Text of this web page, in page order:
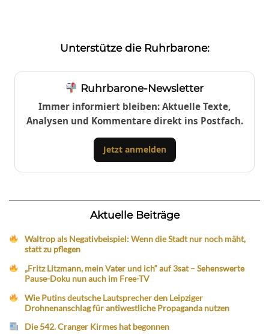
Unterstütze die Ruhrbarone:
Ruhrbarone-Newsletter
Immer informiert bleiben: Aktuelle Texte,
Analysen und Kommentare direkt ins Postfach.
Jetzt anmelden
Aktuelle Beiträge
Waltrop als Negativbeispiel: Wenn die Stadt nur noch mäht,
statt zu pflegen
„Fritz Litzmann, mein Vater und ich“ auf 3sat – Sehenswerte
Pause-Doku nun auch im Free-TV
Wie Putins deutsche Lautsprecher den Leipziger
Drohnenanschlag für antiwestliche Propaganda nutzen
Die 542. Cranger Kirmes hat begonnen